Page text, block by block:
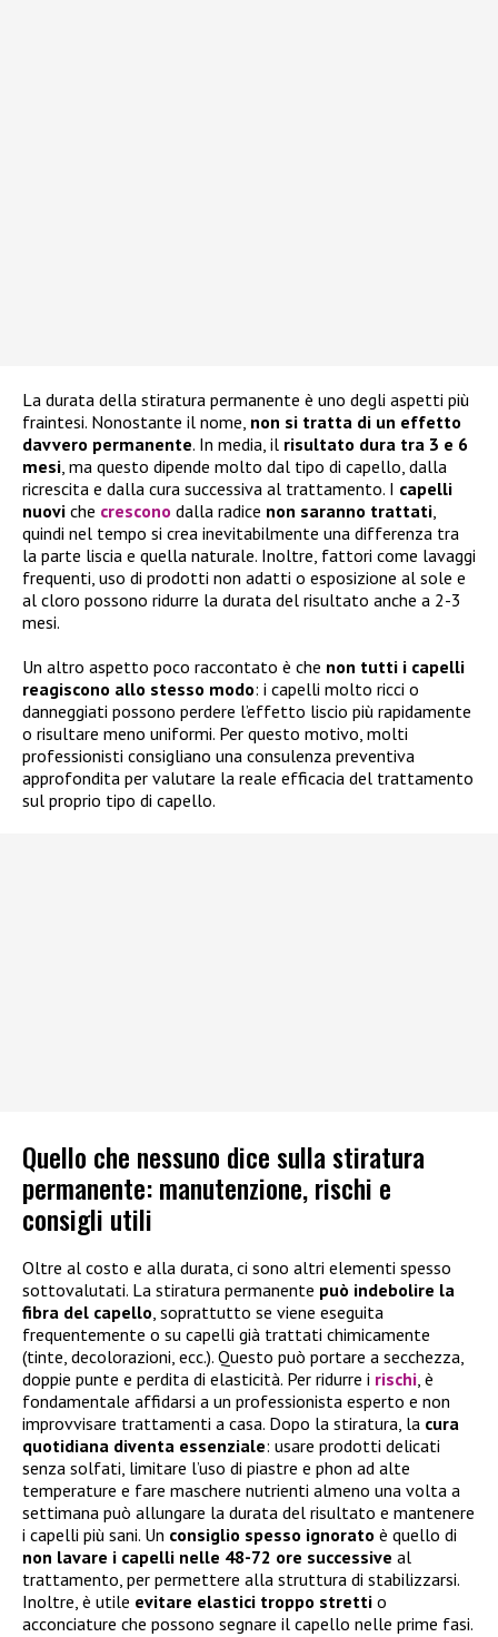
La durata della stiratura permanente è uno degli aspetti più
fraintesi. Nonostante il nome, non si tratta di un effetto
davvero permanente. In media, il risultato dura tra 3 e 6
mesi , ma questo dipende molto dal tipo di capello, dalla
ricrescita e dalla cura successiva al trattamento. I capelli
nuovi che crescono dalla radice non saranno trattati
quindi nel tempo si crea inevitabilmente una differenza tra
la parte liscia e quella naturale. Inoltre, fattori come lavaggi
frequenti, uso di prodotti non adatti o esposizione al sole e
al cloro possono ridurre la durata del risultato anche a 2-3
mesi.
Un altro aspetto poco raccontato è che non tutti i capelli
reagiscono allo stesso modo: i capelli molto ricci o
danneggiati possono perdere l’effetto liscio più rapidamente
o risultare meno uniformi. Per questo motivo, molti
professionisti consigliano una consulenza preventiva
approfondita per valutare la reale efficacia del trattamento
sul proprio tipo di capello.
Quello che nessuno dice sulla stiratura
permanente: manutenzione, rischi e
consigli utili
Oltre al costo e alla durata, ci sono altri elementi spesso
sottovalutati. La stiratura permanente può indebolire la
fibra del capello, soprattutto se viene eseguita
frequentemente o su capelli già trattati chimicamente
(tinte, decolorazioni, ecc.). Questo può portare a secchezza,
doppie punte e perdita di elasticità. Per ridurre i rischi, è
fondamentale affidarsi a un professionista esperto e non
improvvisare trattamenti a casa. Dopo la stiratura, la cura
quotidiana diventa essenziale: usare prodotti delicati
senza solfati, limitare l’uso di piastre e phon ad alte
temperature e fare maschere nutrienti almeno una volta a
settimana può allungare la durata del risultato e mantenere
i capelli più sani. Un consiglio spesso ignorato è quello di
non lavare i capelli nelle 48-72 ore successive al
trattamento, per permettere alla struttura di stabilizzarsi.
Inoltre, è utile evitare elastici troppo stretti o
acconciature che possono segnare il capello nelle prime fasi.